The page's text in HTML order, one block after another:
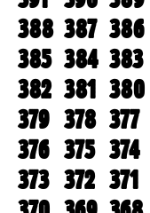
388 387 386
385 384 383
382 381 380
379 378 377
376 375 374
373 372 371